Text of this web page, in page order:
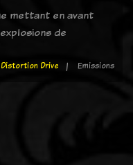
mettant en avant
de
Distortion Drive Emissions